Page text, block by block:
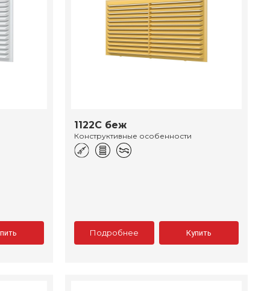
1122С беж
Конструктивные особенности
Подробнее Купить